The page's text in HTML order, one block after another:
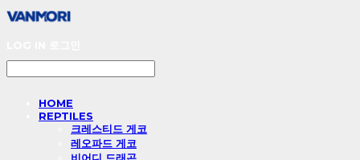
HOME
REPTILES
크레스티드 게코
레오파드 게코